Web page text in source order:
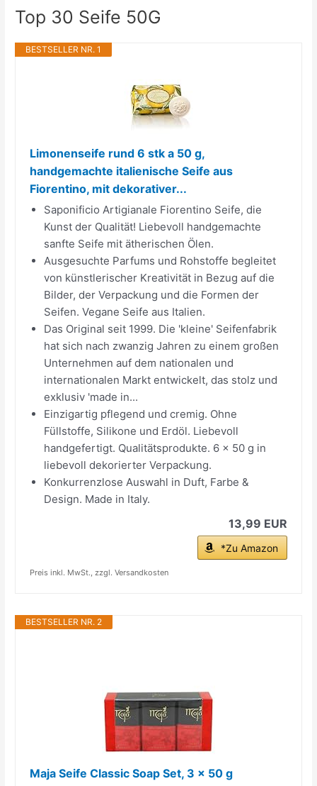
Top 30 Seife 50G
BESTSELLER NR. 1
Limonenseife rund 6 stk a 50 g,
handgemachte italienische Seife aus
Fiorentino, mit dekorativer...
Saponificio Artigianale Fiorentino Seife, die
Kunst der Qualität! Liebevoll handgemachte
sanfte Seife mit ätherischen Ölen.
Ausgesuchte Parfums und Rohstoffe begleitet
von künstlerischer Kreativität in Bezug auf die
Bilder, der Verpackung und die Formen der
Seifen. Vegane Seife aus Italien.
Das Original seit 1999. Die 'kleine' Seifenfabrik
hat sich nach zwanzig Jahren zu einem großen
Unternehmen auf dem nationalen und
internationalen Markt entwickelt, das stolz und
exklusiv 'made in...
Einzigartig pflegend und cremig. Ohne
Füllstoffe, Silikone und Erdöl. Liebevoll
handgefertigt. Qualitätsprodukte. 6 x 50 g in
liebevoll dekorierter Verpackung.
Konkurrenzlose Auswahl in Duft, Farbe &
Design. Made in Italy.
13,99 EUR
*Zu Amazon
Preis inkl. MwSt., zzgl. Versandkosten
BESTSELLER NR. 2
Maja Seife Classic Soap Set, 3 x 50 g